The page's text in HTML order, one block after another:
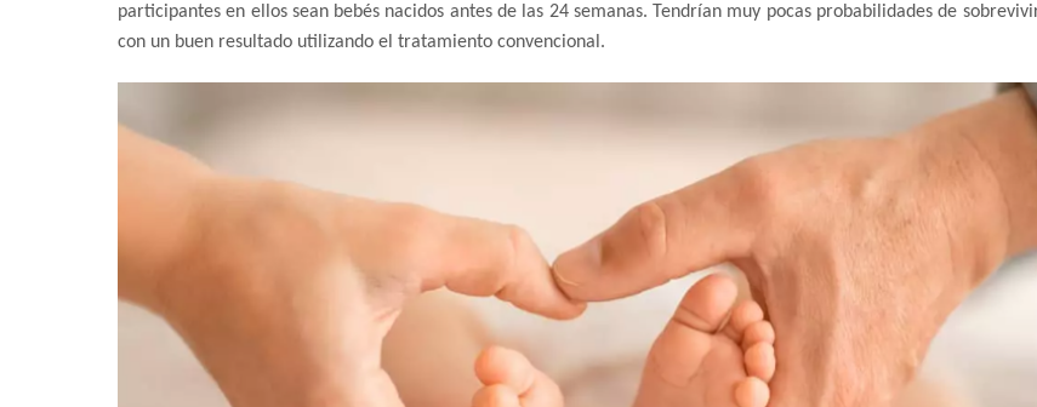
participantes en ellos sean bebés nacidos antes de las 24 semanas. Tendrían muy pocas probabilidades de
con un buen resultado utilizando el tratamiento convencional.